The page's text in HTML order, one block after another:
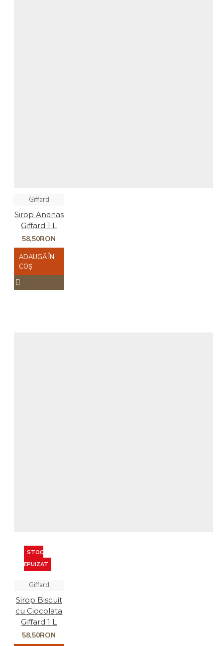
Giffard
Sirop Ananas
Giffard 1 L
58,50RON
ADAUGĂ ÎN
COŞ
STOC
EPUIZAT
Giffard
Sirop Biscuit
cu Ciocolata
Giffard 1 L
58,50RON